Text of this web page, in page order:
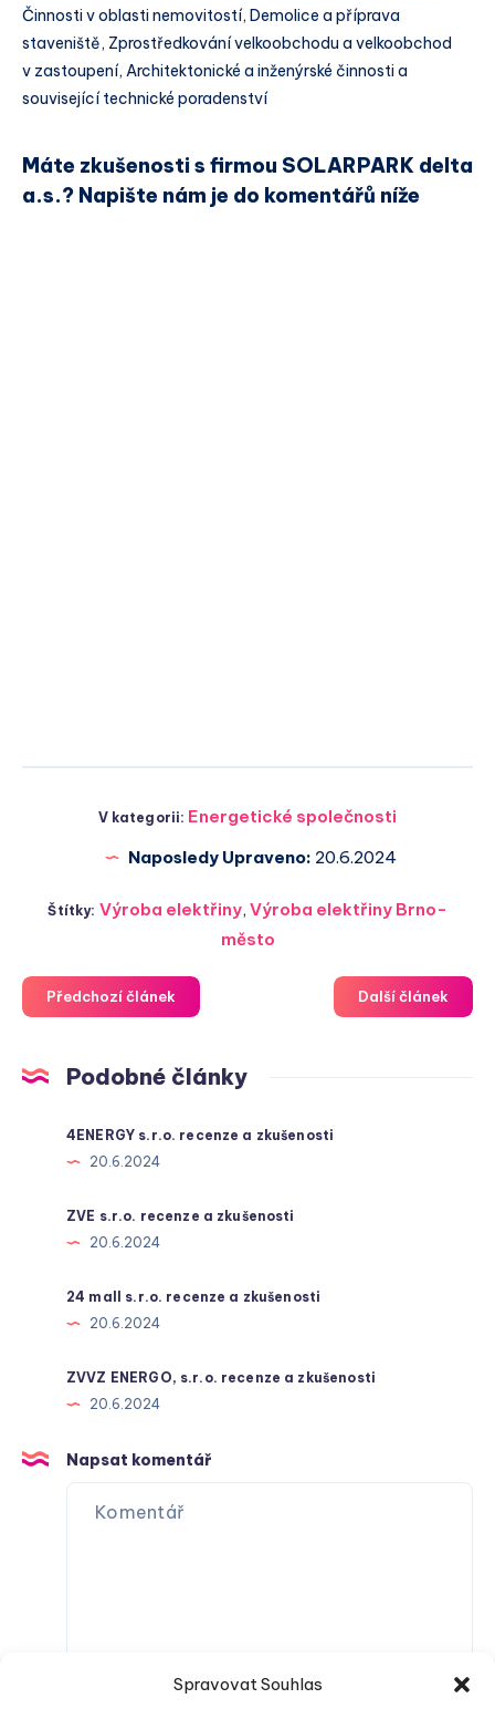
Spravovat Souhlas
Činnosti v oblasti nemovitostí, Demolice a příprava
staveniště, Zprostředkování velkoobchodu a velkoobchod
v zastoupení, Architektonické a inženýrské činnosti a
související technické poradenství
Máte zkušenosti s firmou SOLARPARK delta
a.s.? Napište nám je do komentářů níže
V kategorii: Energetické společnosti
Naposledy Upraveno: 20.6.2024
Štítky: Výroba elektřiny, Výroba elektřiny Brno-
město
Předchozí článek Další článek
Podobné články
4ENERGY s.r.o. recenze a zkušenosti
20.6.2024
ZVE s.r.o. recenze a zkušenosti
20.6.2024
24 mall s.r.o. recenze a zkušenosti
20.6.2024
ZVVZ ENERGO, s.r.o. recenze a zkušenosti
20.6.2024
Napsat komentář